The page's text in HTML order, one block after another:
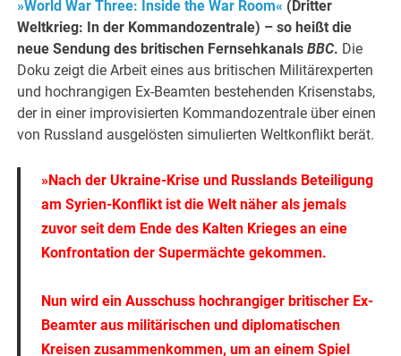
»World War Three: Inside the War Room« (Dritter
Weltkrieg: In der Kommandozentrale) – so heißt die
neue Sendung des britischen FernsehkanalsBBC. Die
Doku zeigt die Arbeit eines aus britischen Militärexperten
und hochrangigen Ex-Beamten bestehenden Krisenstabs,
der in einer improvisierten Kommandozentrale über einen
von Russland ausgelösten simulierten Weltkonflikt berät.
»Nach der Ukraine-Krise und Russlands Beteiligung
am Syrien-Konflikt ist die Welt näher als jemals
zuvor seit dem Ende des Kalten Krieges an eine
Konfrontation der Supermächte gekommen.
Nun wird ein Ausschuss hochrangiger britischer Ex-
Beamter aus militärischen und diplomatischen
Kreisen zusammenkommen, um an einem Spiel